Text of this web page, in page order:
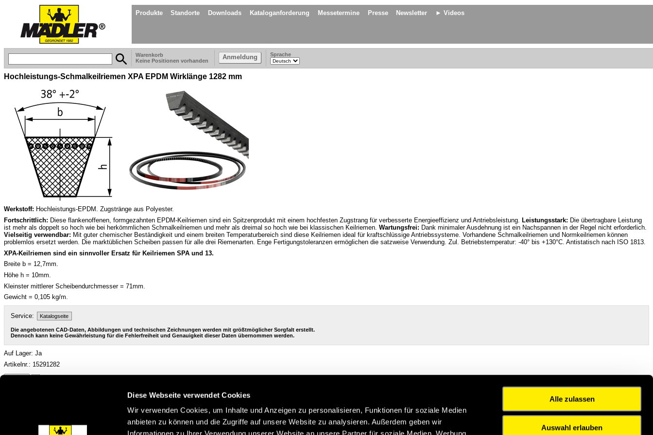
Diese Webseite verwendet Cookies
Wir verwenden Cookies, um Inhalte und Anzeigen zu personalisieren, Funktionen für soziale Medien
anbieten zu können und die Zugriffe auf unsere Website zu analysieren. Außerdem geben wir
Alle zulassen
Auswahl erlauben
Produkte Standorte Downloads Kataloganforderung Messetermine Presse Newsletter ► Videos
Warenkorb
Keine Positionen vorhanden
Anmeldung Sprache
Hochleistungs-Schmalkeilriemen XPA EPDM Wirklänge 1282 mm
Werkstoff: Hochleistungs-EPDM. Zugstränge aus Polyester.
Fortschrittlich: Diese flankenoffenen, formgezahnten EPDM-Keilriemen sind ein Spitzenprodukt mit einem hochfesten Zugstrang für verbesserte Energieeffizienz und Antriebsleistung. Leistungsstark: Die übertragbare Leistung
ist mehr als doppelt so hoch wie bei herkömmlichen Schmalkeilriemen und mehr als dreimal so hoch wie bei klassischen Keilriemen. Wartungsfrei: Dank minimaler Ausdehnung ist ein Nachspannen in der Regel nicht erforderlich.
Vielseitig verwendbar: Mit guter chemischer Beständigkeit und einem breiten Temperaturbereich sind diese Keilriemen ideal für kraftschlüssige Antriebssysteme. Vorhandene Schmalkeilriemen und Normkeilriemen können
problemlos ersetzt werden. Die marktüblichen Scheiben passen für alle drei Riemenarten. Enge Fertigungstoleranzen ermöglichen die satzweise Verwendung. Zul. Betriebstemperatur: -40° bis +130°C. Antistatisch nach ISO 1813.
XPA-Keilriemen sind ein sinnvoller Ersatz für Keilriemen SPA und 13.
Breite b = 12,7mm.
Höhe h = 10mm.
Kleinster mittlerer Scheibendurchmesser = 71mm.
Gewicht = 0,105 kg/m.
Service: Katalogseite
Die angebotenen CAD-Daten, Abbildungen und technischen Zeichnungen werden mit größtmöglicher Sorgfalt erstellt.
Dennoch kann keine Gewährleistung für die Fehlerfreiheit und Genauigkeit dieser Daten übernommen werden.
Auf Lager: Ja
Artikelnr.: 15291282